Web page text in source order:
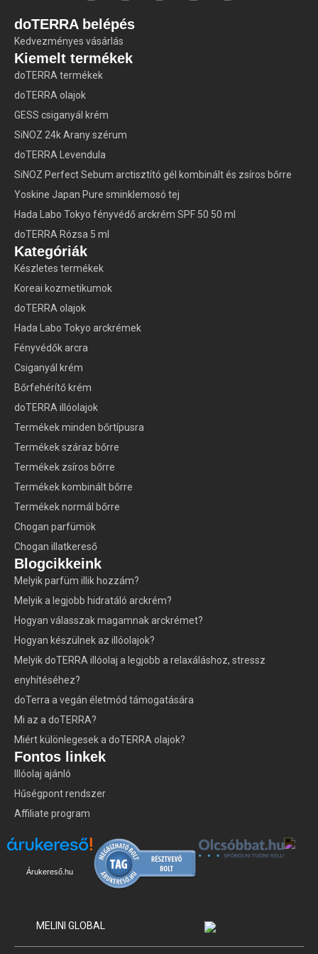
doTERRA belépés
Kedvezményes vásárlás
Kiemelt termékek
doTERRA termékek
doTERRA olajok
GESS csiganyál krém
SiNOZ 24k Arany szérum
doTERRA Levendula
SiNOZ Perfect Sebum arctisztító gél kombinált és zsíros bőrre
Yoskine Japan Pure sminklemosó tej
Hada Labo Tokyo fényvédő arckrém SPF 50 50 ml
doTERRA Rózsa 5 ml
Kategóriák
Készletes termékek
Koreai kozmetikumok
doTERRA olajok
Hada Labo Tokyo arckrémek
Fényvédők arcra
Csiganyál krém
Bőrfehérítő krém
doTERRA illóolajok
Termékek minden bőrtípusra
Termékek száraz bőrre
Termékek zsíros bőrre
Termékek kombinált bőrre
Termékek normál bőrre
Chogan parfümök
Chogan illatkereső
Blogcikkeink
Melyik parfüm illik hozzám?
Melyik a legjobb hidratáló arckrém?
Hogyan válasszak magamnak arckrémet?
Hogyan készülnek az illóolajok?
Melyik doTERRA illóolaj a legjobb a relaxáláshoz, stressz
enyhítéséhez?
doTerra a vegán életmód támogatására
Mi az a doTERRA?
Miért különlegesek a doTERRA olajok?
Fontos linkek
Illóolaj ajánló
Hűségpont rendszer
Affiliate program
Árukereső.hu
MELINI GLOBAL